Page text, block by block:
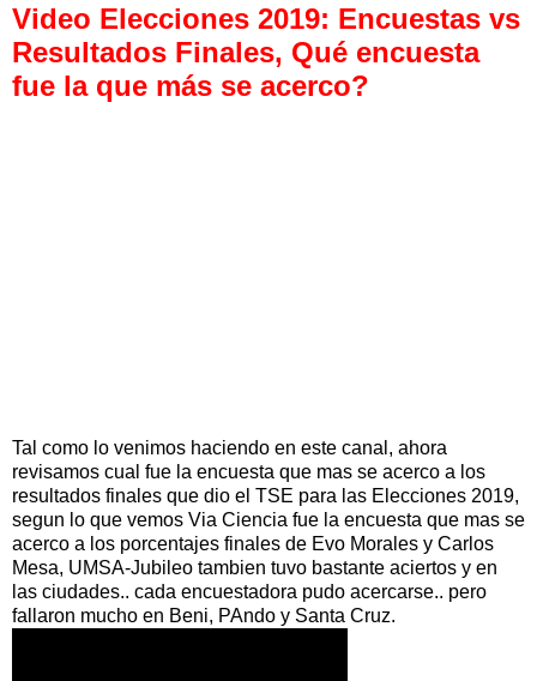
Video Elecciones 2019: Encuestas vs
Resultados Finales, Qué encuesta
fue la que más se acerco?
Tal como lo venimos haciendo en este canal, ahora
revisamos cual fue la encuesta que mas se acerco a los
resultados finales que dio el TSE para las Elecciones 2019,
segun lo que vemos Via Ciencia fue la encuesta que mas se
acerco a los porcentajes finales de Evo Morales y Carlos
Mesa, UMSA-Jubileo tambien tuvo bastante aciertos y en
las ciudades.. cada encuestadora pudo acercarse.. pero
fallaron mucho en Beni, PAndo y Santa Cruz.